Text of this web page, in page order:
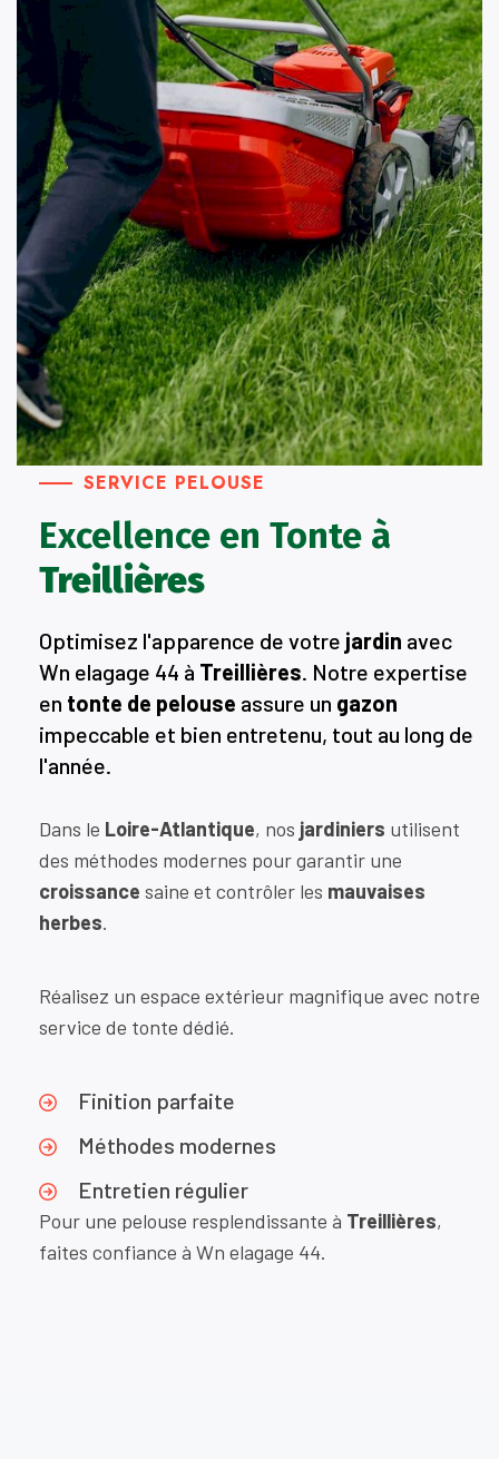
SERVICE PELOUSE
Excellence en Tonte à
Treillières
Optimisez l'apparence de votre jardin avec
Wn elagage 44 à Treillières. Notre expertise
en tonte de pelouse assure un gazon
impeccable et bien entretenu, tout au long de
l'année.
Dans le Loire-Atlantique, nos jardiniers utilisent
des méthodes modernes pour garantir une
croissance saine et contrôler les mauvaises
herbes.
Réalisez un espace extérieur magnifique avec notre
service de tonte dédié.
Finition parfaite
Méthodes modernes
Entretien régulier
Pour une pelouse resplendissante à Treillières,
faites confiance à Wn elagage 44.